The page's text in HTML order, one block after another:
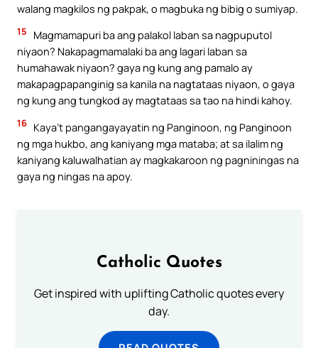
walang magkilos ng pakpak, o magbuka ng bibig o sumiyap.
15
Magmamapuri ba ang palakol laban sa nagpuputol
niyaon? Nakapagmamalaki ba ang lagari laban sa
humahawak niyaon? gaya ng kung ang pamalo ay
makapagpapanginig sa kanila na nagtataas niyaon, o gaya
ng kung ang tungkod ay magtataas sa tao na hindi kahoy.
16 Kaya’t pangangayayatin ng Panginoon, ng Panginoon
ng mga hukbo, ang kaniyang mga mataba; at sa ilalim ng
kaniyang kaluwalhatian ay magkakaroon ng pagniningas na
gaya ng ningas na apoy.
Catholic Quotes
Get inspired with uplifting Catholic quotes every
day.